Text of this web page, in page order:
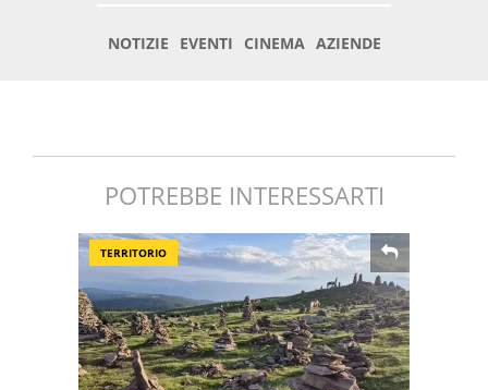
POTREBBE INTERESSARTI
TERRITORIO